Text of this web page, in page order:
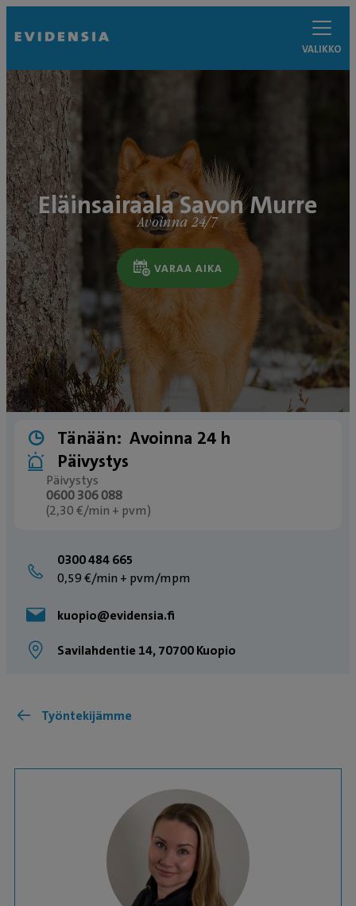
VALIKKO
Eläinsairaala Savon Murre
Avoinna 24/7
VARAA AIKA
Tänään: Avoinna 24 h
Päivystys
Päivystys
0600 306 088
(2,30 €/min + pvm)
0300 484 665
0,59 €/min + pvm/mpm
kuopio@evidensia.fi
Savilahdentie 14, 70700 Kuopio
Työntekijämme